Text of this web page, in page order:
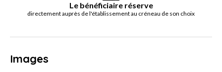
Le bénéficiaire réserve
directement auprès de l'établissement au créneau de son choix
Images